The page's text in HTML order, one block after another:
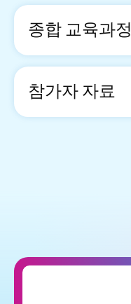
종합 교육과정
참가자 자료